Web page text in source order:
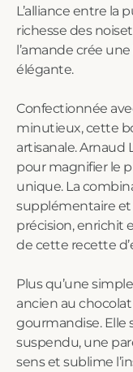
L’alliance entre la
richesse des
l’amande crée
élégante.
Confectionnée
minutieux, cette
artisanale. Arnaud
pour magnifier le
unique. La
supplémentaire et
précision, enrichit
de cette recette
Plus qu’une
ancien au
gourmandise.
suspendu, une
sens et sublime